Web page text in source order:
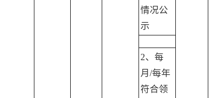
情况公
示
2、每
月/每年
符合领